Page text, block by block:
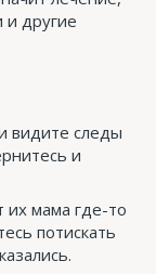
и другие
видите следы
и
их мама где-то
потискать